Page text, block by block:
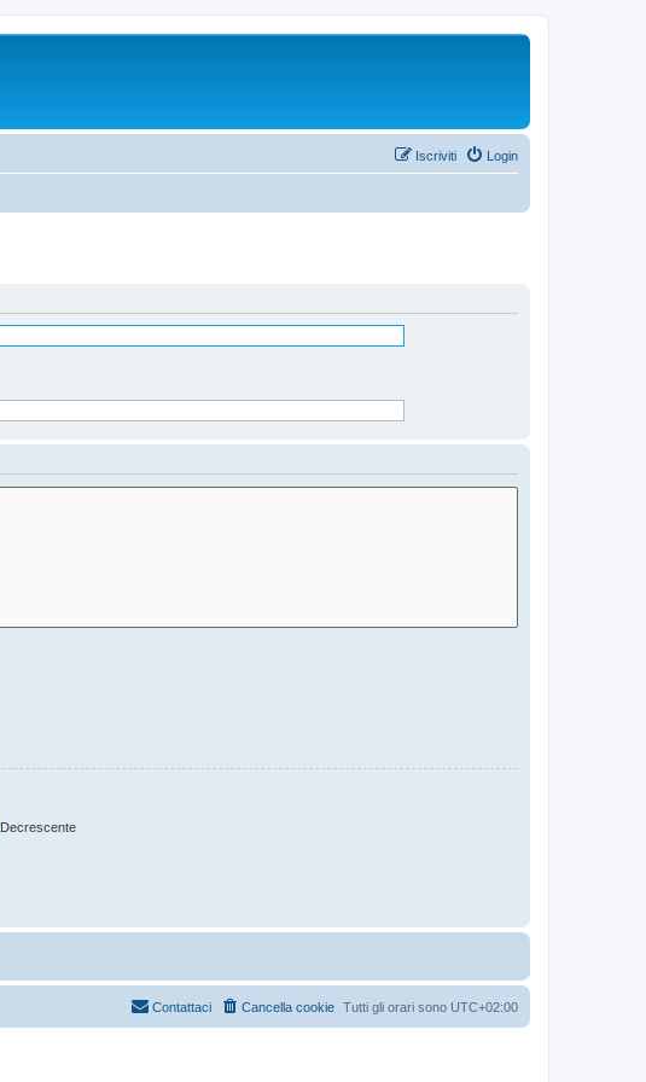
Login
Iscriviti
Decrescente
Tutti gli orari sono UTC+02:00
Cancella cookie
Contattaci